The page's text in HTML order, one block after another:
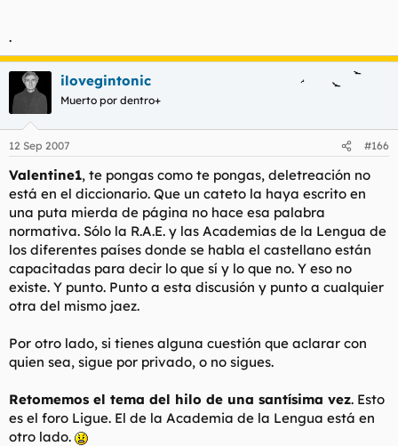
.
ilovegintonic
Muerto por dentro+
12 Sep 2007 #166
Valentine1, te pongas como te pongas, deletreación no
está en el diccionario. Que un cateto la haya escrito en
una puta mierda de página no hace esa palabra
normativa. Sólo la R.A.E. y las Academias de la Lengua de
los diferentes países donde se habla el castellano están
capacitadas para decir lo que sí y lo que no. Y eso no
existe. Y punto. Punto a esta discusión y punto a cualquier
otra del mismo jaez.
Por otro lado, si tienes alguna cuestión que aclarar con
quien sea, sigue por privado, o no sigues.
Retomemos el tema del hilo de una santísima vez. Esto
es el foro Ligue. El de la Academia de la Lengua está en
otro lado.